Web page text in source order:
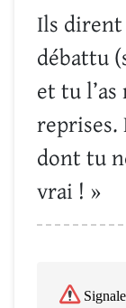
Ils dirent
débattu
et tu
reprises.
dont tu
vrai ! »